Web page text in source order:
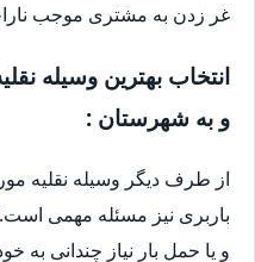
غر زدن به مشتری موجب
انتخاب بهترین وسیله
و به شهرستان :
از طرف دیگر وسیله نقلیه
باربری نیز مسئله مهمی
و یا حمل بار نیاز چندانی به